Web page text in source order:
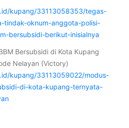
kupang/33113058353/tegas-
tindak-oknum-anggota-polisi-
bersubsidi-berikut-inisialnya
Bersubsidi di Kota Kupang
Nelayan (Victory)
kupang/33113059022/modus-
di-kota-kupang-ternyata-